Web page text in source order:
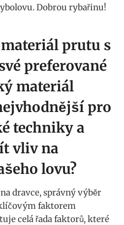
⁣Dobrou⁢ rybařinu!
‍prutu s
preferované
materiál
pro
techniky a
vliv na
lovu?
⁤dravce, správný výběr
faktorem
celá řada ​faktorů, které⁤